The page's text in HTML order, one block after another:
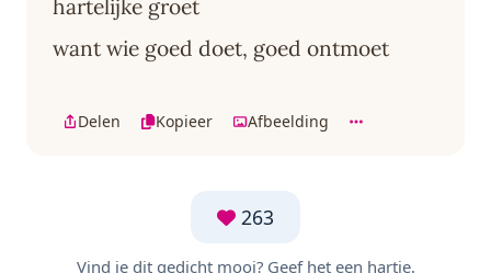
hartelijke groet
want wie goed doet, goed ontmoet
Delen Kopieer Afbeelding
263
Vind je dit gedicht mooi? Geef het een hartje.